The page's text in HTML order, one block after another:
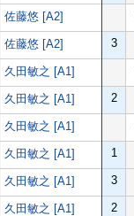
佐藤悠 [A2]
佐藤悠 [A2] 3
久田敏之 [A1]
久田敏之 [A1] 2
久田敏之 [A1]
久田敏之 [A1] 1
久田敏之 [A1] 3
久田敏之 [A1] 2